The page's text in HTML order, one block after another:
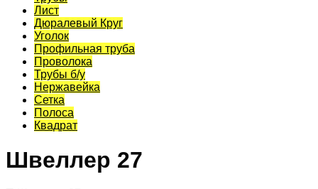
Лист
Дюралевый Круг
Уголок
Профильная труба
Проволока
Трубы б/у
Нержавейка
Сетка
Полоса
Квадрат
Швеллер 27